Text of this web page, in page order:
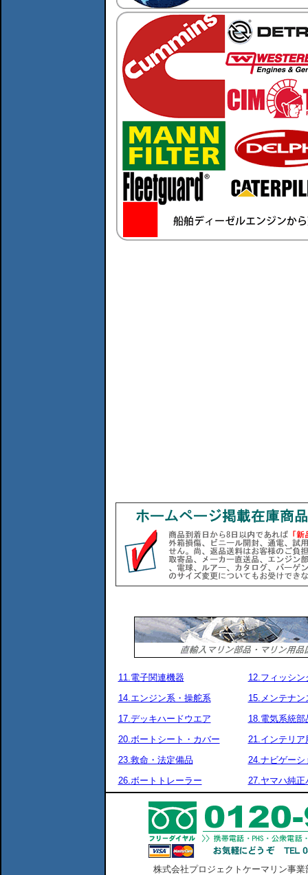
11.電子関連機器
12.フィッシン
14.エンジン系・操舵系
15.メンテナン
17.デッキハードウエア
18.電気系統部
20.ボートシート・カバー
21.インテリア
23.救命・法定備品
24.ナビゲーシ
26.ボートトレーラー
27.ヤマハ純正
株式会社プロジェクトケーマリン事